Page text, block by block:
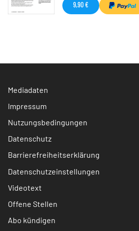
9,90 €
Mediadaten
Impressum
Nutzungsbedingungen
Datenschutz
Barrierefreiheitserklärung
Datenschutzeinstellungen
Videotext
Offene Stellen
Abo kündigen